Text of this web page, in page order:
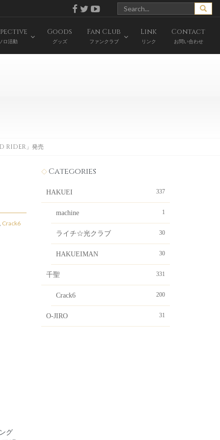
ロ活動
Goods
グッズ
Fan Club
ファンクラブ
Link
リンク
Contact
お問い合わせ
RIDER」発売
, Crack6
グ
Categories
HAKUEI 337
machine 1
ライチ☆光クラブ 30
HAKUEIMAN 30
千聖 331
Crack6 200
O-JIRO 31